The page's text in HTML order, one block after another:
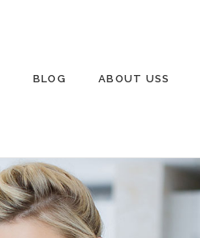
BLOG ABOUT USS